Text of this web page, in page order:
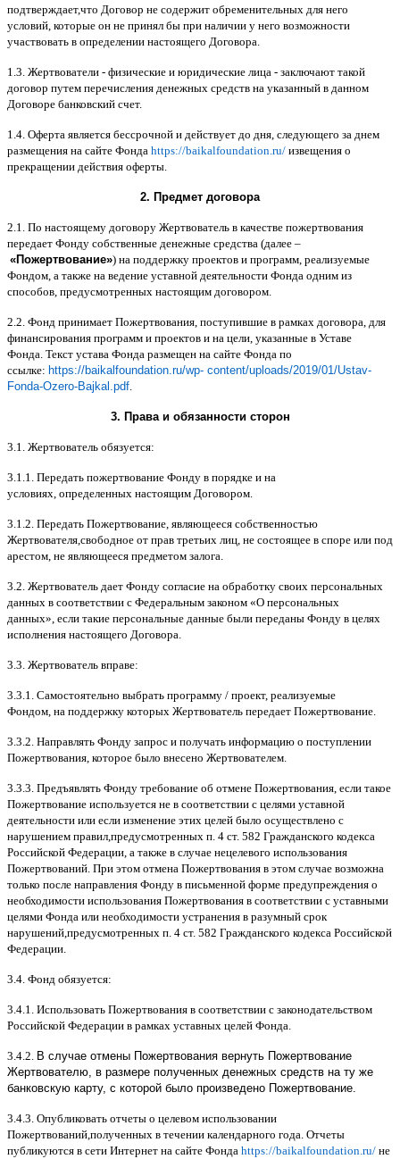
подтверждает,что Договор не содержит обременительных для него
условий, которые он не принял бы при наличии у него возможности
участвовать в определении настоящего Договора.
1.3. Жертвователи - физические и юридические лица - заключают такой
договор путем перечисления денежных средств на указанный в данном
Договоре банковский счет.
1.4. Оферта является бессрочной и действует до дня, следующего за днем
размещения на сайте Фонда https://baikalfoundation.ru/ извещения о
прекращении действия оферты.
2. Предмет договора
2.1. По настоящему договору Жертвователь в качестве пожертвования
передает Фонду собственные денежные средства (далее –
«Пожертвование») на поддержку проектов и программ, реализуемые
Фондом, а также на ведение уставной деятельности Фонда одним из
способов, предусмотренных настоящим договором.
2.2. Фонд принимает Пожертвования, поступившие в рамках договора, для
финансирования программ и проектов и на цели, указанные в Уставе
Фонда. Текст устава Фонда размещен на сайте Фонда по
ссылке: https://baikalfoundation.ru/wp- content/uploads/2019/01/Ustav-
Fonda-Ozero-Bajkal.pdf.
3. Права и обязанности сторон
3.1. Жертвователь обязуется:
3.1.1. Передать пожертвование Фонду в порядке и на
условиях, определенных настоящим Договором.
3.1.2. Передать Пожертвование, являющееся собственностью
Жертвователя,свободное от прав третьих лиц, не состоящее в споре или под
арестом, не являющееся предметом залога.
3.2. Жертвователь дает Фонду согласие на обработку своих персональных
данных в соответствии с Федеральным законом «О персональных
данных», если такие персональные данные были переданы Фонду в целях
исполнения настоящего Договора.
3.3. Жертвователь вправе:
3.3.1. Самостоятельно выбрать программу / проект, реализуемые
Фондом, на поддержку которых Жертвователь передает Пожертвование.
3.3.2. Направлять Фонду запрос и получать информацию о поступлении
Пожертвования, которое было внесено Жертвователем.
3.3.3. Предъявлять Фонду требование об отмене Пожертвования, если такое
Пожертвование используется не в соответствии с целями уставной
деятельности или если изменение этих целей было осуществлено с
нарушением правил,предусмотренных п. 4 ст. 582 Гражданского кодекса
Российской Федерации, а также в случае нецелевого использования
Пожертвований. При этом отмена Пожертвования в этом случае возможна
только после направления Фонду в письменной форме предупреждения о
необходимости использования Пожертвования в соответствии с уставными
целями Фонда или необходимости устранения в разумный срок
нарушений,предусмотренных п. 4 ст. 582 Гражданского кодекса Российской
Федерации.
3.4. Фонд обязуется:
3.4.1. Использовать Пожертвования в соответствии с законодательством
Российской Федерации в рамках уставных целей Фонда.
3.4.2. В случае отмены Пожертвования вернуть Пожертвование
Жертвователю, в размере полученных денежных средств на ту же
банковскую карту, с которой было произведено Пожертвование.
3.4.3. Опубликовать отчеты о целевом использовании
Пожертвований,полученных в течении календарного года. Отчеты
публикуются в сети Интернет на сайте Фонда https://baikalfoundation.ru/ не